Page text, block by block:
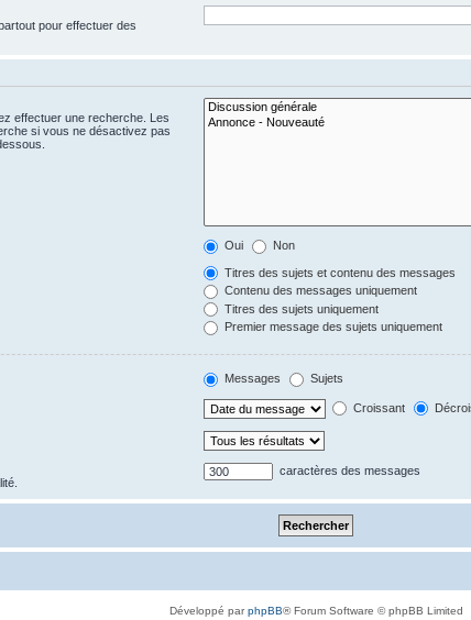
pour effectuer des
effectuer une recherche. Les
si vous ne désactivez pas
Oui Non
Titres des sujets et contenu des messages
Contenu des messages uniquement
Titres des sujets uniquement
Premier message des sujets uniquement
Messages Sujets
Croissant
caractères des messages
Développé parphpBB® Forum Software © phpBB Limited